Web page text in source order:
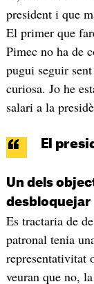
president i que
El primer que
Pimec no ha de
pugui seguir
curiosa. Jo he
salari a la
El
Un dels
desbloquejar
Es tractaria de
patronal tenia
representativitat
veuran que no,